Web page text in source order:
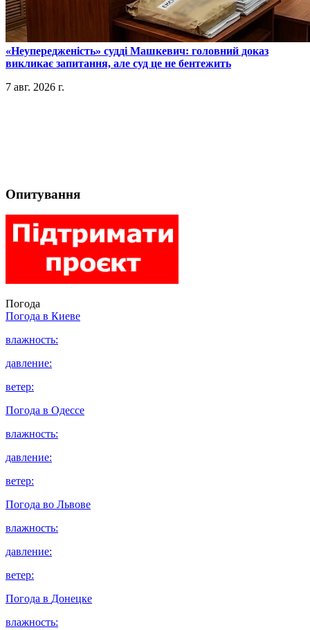
​«Неупередженість» судді Машкевич: головний доказ
викликає запитання, але суд це не бентежить
7 авг. 2026 г.
Опитування
Погода
Погода в Киеве
влажность:
давление:
ветер:
Погода в Одессе
влажность:
давление:
ветер:
Погода во Львове
влажность:
давление:
ветер:
Погода в Донецке
влажность: